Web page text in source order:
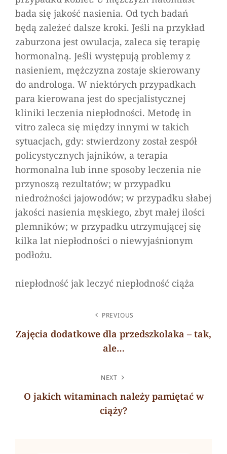
bada się jakość nasienia. Od tych badań
będą zależeć dalsze kroki. Jeśli na przykład
zaburzona jest owulacja, zaleca się terapię
hormonalną. Jeśli występują problemy z
nasieniem, mężczyzna zostaje skierowany
do androloga. W niektórych przypadkach
para kierowana jest do specjalistycznej
kliniki leczenia niepłodności. Metodę in
vitro zaleca się między innymi w takich
sytuacjach, gdy: stwierdzony został zespół
policystycznych jajników, a terapia
hormonalna lub inne sposoby leczenia nie
przynoszą rezultatów; w przypadku
niedrożności jajowodów; w przypadku słabej
jakości nasienia męskiego, zbyt małej ilości
plemników; w przypadku utrzymującej się
kilka lat niepłodności o niewyjaśnionym
podłożu.
niepłodność jak leczyć niepłodność ciąża
WPISU
PREVIOUS
Zajęcia dodatkowe dla przedszkolaka – tak,
ale…
NEXT
O jakich witaminach należy pamiętać w
ciąży?